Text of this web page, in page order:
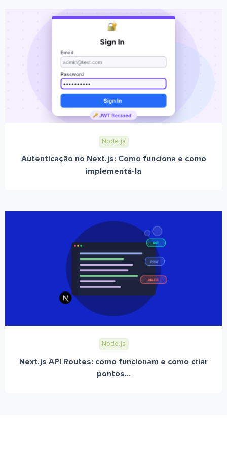
Node.js
Autenticação no Next.js: Como funciona e como
implementá-la
Node.js
Next.js API Routes: como funcionam e como criar
pontos...